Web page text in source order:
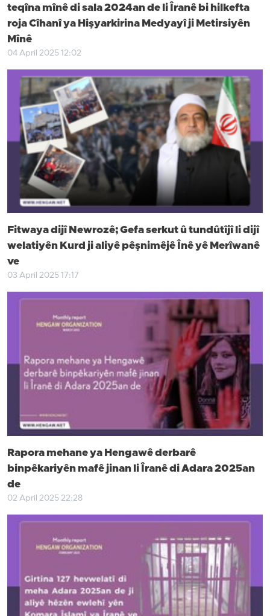
teqîna mînê di sala 2024an de li Îranê bi hilkefta
roja Cîhanî ya Hişyarkirina Medyayî ji Metirsiyên
Mînê
04 April 2025 12:02
Fitwaya dijî Newrozê; Gefa serkut û tundûtîjî li dijî
welatiyên Kurd ji aliyê pêşnimêjê Înê yê Merîwanê
ve
03 April 2025 17:17
Rapora mehane ya Hengawê derbarê
binpêkariyên mafê jinan li Îranê di Adara 2025an
de
02 April 2025 22:28